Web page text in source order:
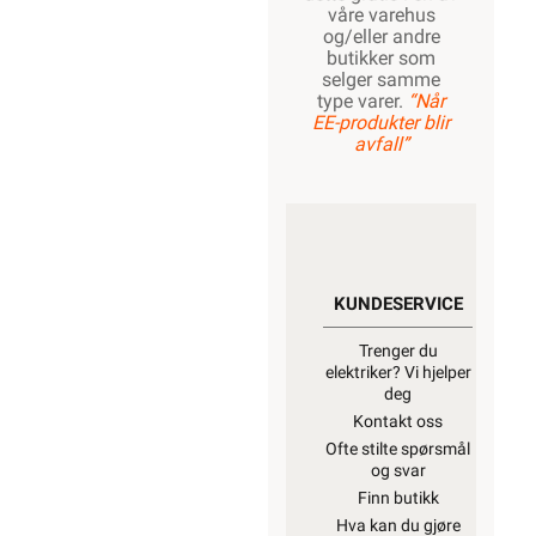
våre varehus
og/eller andre
butikker som
selger samme
type varer. “Når
EE-produkter blir
avfall”
KUNDESERVICE
Trenger du
elektriker? Vi hjelper
deg
Kontakt oss
Ofte stilte spørsmål
og svar
Finn butikk
Hva kan du gjøre